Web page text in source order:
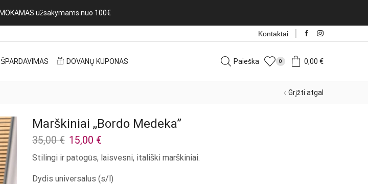
Kontaktai
IŠPARDAVIMAS DOVANŲ KUPONAS Paieška 0 0,00 €
Grįžti atgal
Marškiniai ,,Bordo Medeka”
35,00€ Original
was:
35,00 €.
15,00 €
price
is:
15,00 €.
Stilingi ir patogūs, laisvesni, itališki marškiniai.
Dydis universalus (s/l)